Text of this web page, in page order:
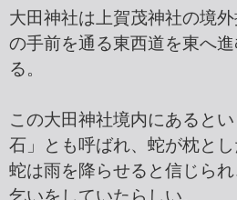
大田神社は上賀茂神社の境
の手前を通る東西道を東へ
る。
この大田神社境内にあると
石」とも呼ばれ、蛇が枕とし
蛇は雨を降らせると信じら
乞いをしていたらしい。